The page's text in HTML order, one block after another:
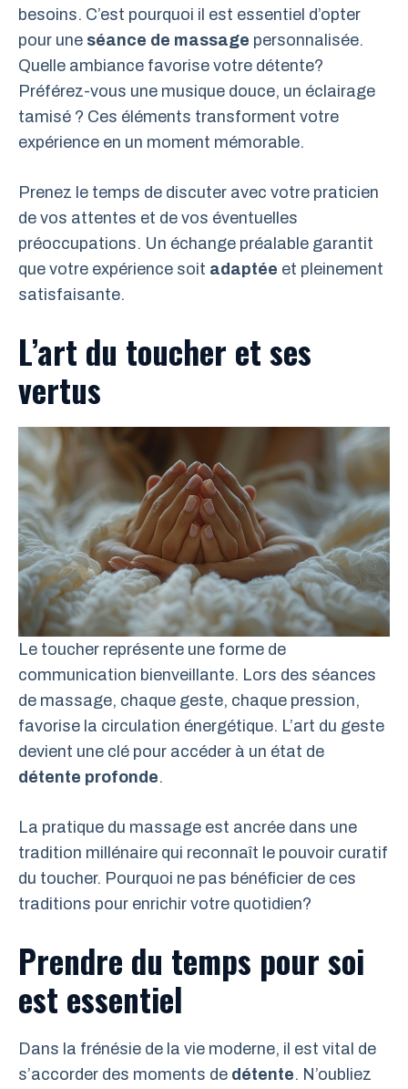
besoins. C’est pourquoi il est essentiel d’opter
pour une séance de massage personnalisée.
Quelle ambiance favorise votre détente?
Préférez-vous une musique douce, un éclairage
tamisé ? Ces éléments transforment votre
expérience en un moment mémorable.
Prenez le temps de discuter avec votre praticien
de vos attentes et de vos éventuelles
préoccupations. Un échange préalable garantit
que votre expérience soit adaptée et pleinement
satisfaisante.
L’art du toucher et ses
vertus
Le toucher représente une forme de
communication bienveillante. Lors des séances
de massage, chaque geste, chaque pression,
favorise la circulation énergétique. L’art du geste
devient une clé pour accéder à un état de
détente profonde.
La pratique du massage est ancrée dans une
tradition millénaire qui reconnaît le pouvoir curatif
du toucher. Pourquoi ne pas bénéficier de ces
traditions pour enrichir votre quotidien?
Prendre du temps pour soi
est essentiel
Dans la frénésie de la vie moderne, il est vital de
s’accorder des moments de détente. N’oubliez